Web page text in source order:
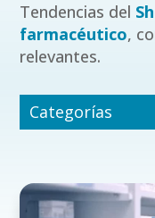
Tendencias del
farmacéutico,
relevantes.
Categorías